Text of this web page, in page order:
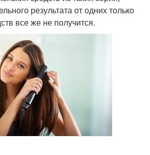
результата от одних только
все же не получится.